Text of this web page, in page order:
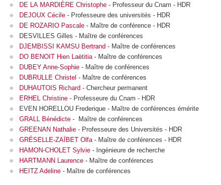
DE LA MARDIÈRE Christophe - Professeur du Cnam - HDR
DEJOUX Cécile - Professeure des universités - HDR
DE ROZARIO Pascale - Maître de conférence - HDR
DESVILLES Gilles - Maître de conférences
DJEMBISSI KAMSU Bertrand - Maître de conférences
DO BENOIT Hien Laëtitia - Maître de conférences
DUBEY Anne-Sophie - Maître de conférences
DUBRULLE Christel - Maître de conférences
DUHAUTOIS Richard - Chercheur permanent
ERHEL Christine - Professeure du Cnam - HDR
EVEN HORELLOU Frederique - Maître de conférences émérite
GRALL Bénédicte - Maître de conférences
GREENAN Nathalie - Professeure des Universités - HDR
GRÉSELLE-ZAÏBET Olfa - Maître de conférences - HDR
HAMON-CHOLET Sylvie - Ingénieure de recherche
HARTMANN Laurence - Maître de conférences
HEITZ Adeline - Maître de conférences